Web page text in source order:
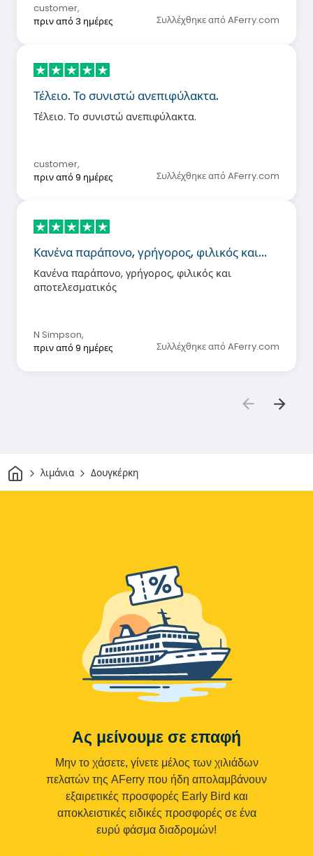
customer,
πριν από 3 ημέρες
Συλλέχθηκε από AFerry.com
Τέλειο. Το συνιστώ ανεπιφύλακτα.
Τέλειο. Το συνιστώ ανεπιφύλακτα.
customer,
πριν από 9 ημέρες
Συλλέχθηκε από AFerry.com
Κανένα παράπονο, γρήγορος, φιλικός και…
Κανένα παράπονο, γρήγορος, φιλικός και
αποτελεσματικός
N Simpson,
πριν από 9 ημέρες
Συλλέχθηκε από AFerry.com
Σπίτιλιμάνια Δουγκέρκη
Ας μείνουμε σε επαφή
Μην το χάσετε, γίνετε μέλος των χιλιάδων
πελατών της AFerry που ήδη απολαμβάνουν
εξαιρετικές προσφορές Early Bird και
αποκλειστικές ειδικές προσφορές σε ένα
ευρύ φάσμα διαδρομών!